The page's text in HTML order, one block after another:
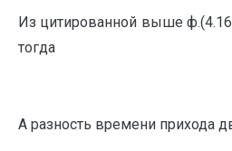
Из цитированной выше
тогда
А разность времени прихода